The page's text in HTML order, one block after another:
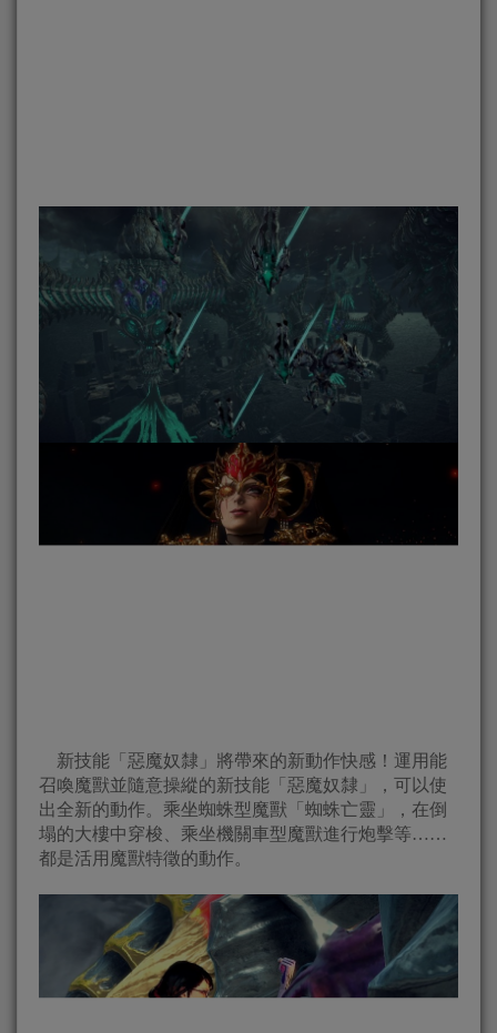
新技能「惡魔奴隸」將帶來的新動作快感！運用能
召喚魔獸並隨意操縱的新技能「惡魔奴隸」，可以使
出全新的動作。乘坐蜘蛛型魔獸「蜘蛛亡靈」，在倒
塌的大樓中穿梭、乘坐機關車型魔獸進行炮擊等……
都是活用魔獸特徵的動作。